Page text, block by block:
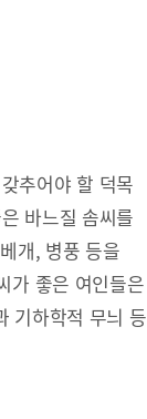
추어야 할 덕목
바느질 솜씨를
개, 병풍 등을
가 좋은 여인들은
기하학적 무늬 등